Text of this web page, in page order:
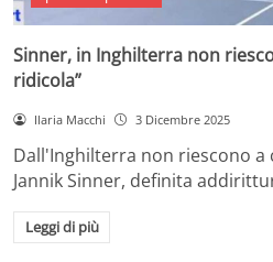
Sinner, in Inghilterra non
ridicola”
Ilaria Macchi 3 Dicembre 2025
Dall'Inghilterra non riescono a
Jannik Sinner, definita
Leggi di più